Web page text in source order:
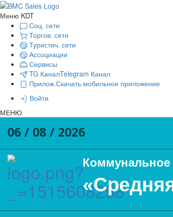
Меню KDT
Соц. сети
Торгов. сети
Туристич. сети
Ассоциации
Сервисы
TG КаналTelegram Канал
Прилож.Скачать мобильное приложение
Войти
МЕНЮ
06 / 08 / 2026
Коммунальное